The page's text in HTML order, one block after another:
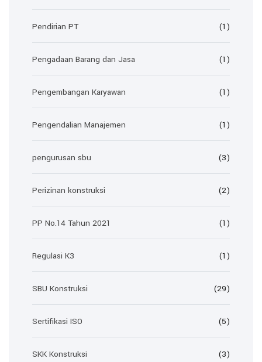
Pendirian PT (1)
Pengadaan Barang dan Jasa (1)
Pengembangan Karyawan (1)
Pengendalian Manajemen (1)
pengurusan sbu (3)
Perizinan konstruksi (2)
PP No.14 Tahun 2021 (1)
Regulasi K3 (1)
SBU Konstruksi (29)
Sertifikasi ISO (5)
SKK Konstruksi (3)